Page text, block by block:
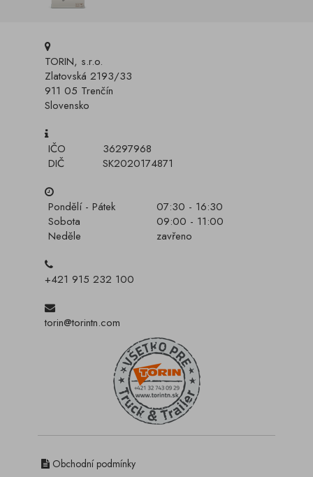
TORIN, s.r.o.
Zlatovská 2193/33
911 05 Trenčín
Slovensko
IČO
36297968
DIČ
SK2020174871
Pondělí - Pátek
07:30 - 16:30
Sobota
09:00 - 11:00
Neděle
zavřeno
+421 915 232 100
torin@torintn.com
Obchodní podmínky